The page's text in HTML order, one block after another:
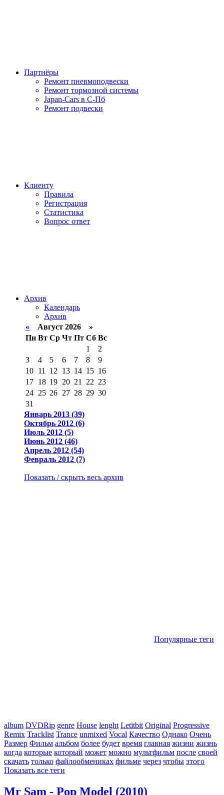
Партнёры
Ремонт пневмоподвески
Ремонт тормозной системы
Japan-Cars в С-Пб
Ремонт подвески
Клиенту
Правила
Регистрация
Статистика
Вопрос ответ
Архив
Календарь
Архив
« Август 2026 »
Пн Вт Ср Чт Пт Сб Вс
1
2
3
4 5 6 7 8
9
10 11 12 13 14 15 16
17 18 19 20 21 22 23
24 25 26 27 28 29 30
31
Январь 2013 (39)
Октябрь 2012 (6)
Июль 2012 (5)
Июнь 2012 (46)
Апрель 2012 (54)
Февраль 2012 (7)
Показать / скрыть весь архив
Популярные теги
album DVDRip genre House lenght Letitbit Original Progressive
Remix Tracklist Trance unmixed Vocal Качество Однако Очень
Размер Фильм альбом более будет время главная жизни жизнь
когда которые который может можно мультфильм после своей
скачать только файлообмениках фильме через чтобы этого
Показать все теги
Mr Sam - Pop Model (2010)